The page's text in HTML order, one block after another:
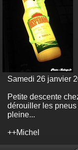
Samedi 26 janvier
Petite descente
dérouiller les
pleine...
++Michel